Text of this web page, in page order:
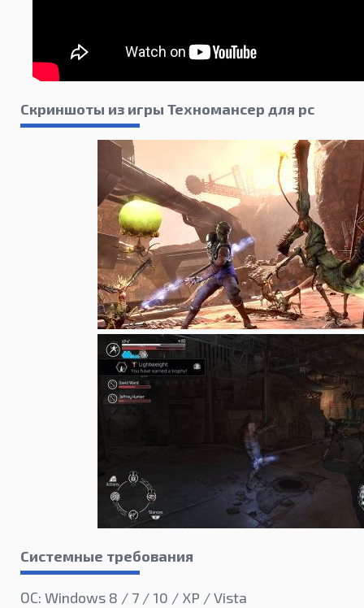
Скриншоты из игры Техномансер для pc
Системные требования
ОС: Windows 8 / 7 / 10 / XP / Vista